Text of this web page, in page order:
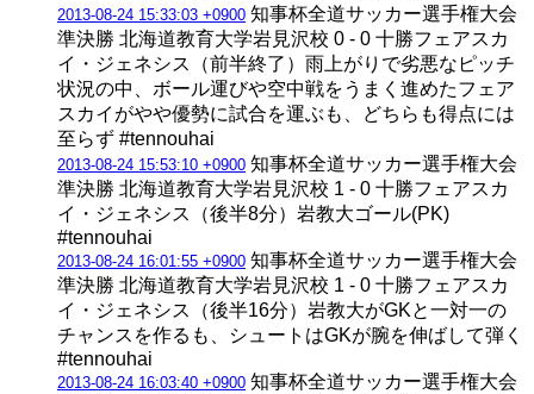
2013-08-24 15:33:03 +0900 知事杯全道サッカー選手権大会
準決勝 北海道教育大学岩見沢校 0 - 0 十勝フェアスカ
イ・ジェネシス（前半終了）雨上がりで劣悪なピッチ
状況の中、ボール運びや空中戦をうまく進めたフェア
スカイがやや優勢に試合を運ぶも、どちらも得点には
至らず #tennouhai
2013-08-24 15:53:10 +0900 知事杯全道サッカー選手権大会
準決勝 北海道教育大学岩見沢校 1 - 0 十勝フェアスカ
イ・ジェネシス（後半8分）岩教大ゴール(PK)
#tennouhai
2013-08-24 16:01:55 +0900 知事杯全道サッカー選手権大会
準決勝 北海道教育大学岩見沢校 1 - 0 十勝フェアスカ
イ・ジェネシス（後半16分）岩教大がGKと一対一の
チャンスを作るも、シュートはGKが腕を伸ばして弾く
#tennouhai
2013-08-24 16:03:40 +0900 知事杯全道サッカー選手権大会